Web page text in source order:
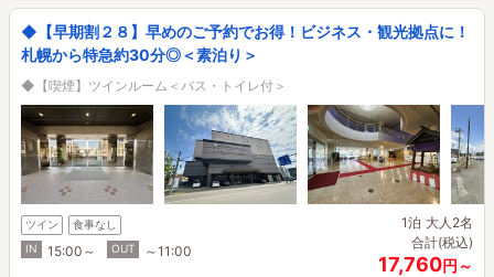
◆【早期割２８】早めのご予約でお得！ビジネス・観光拠点に！
札幌から特急約30分◎＜素泊り＞
◆【喫煙】ツインルーム＜バス・トイレ付＞
ツイン
食事なし
IN
15:00～ OUT ～11:00
1泊 大人2名
合計(税込)
17,760円～